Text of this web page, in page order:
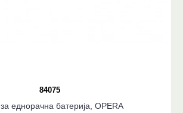
84075
еднорачна батерија, OPERA